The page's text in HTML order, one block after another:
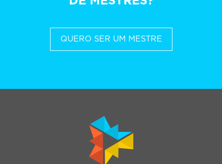
QUERO SER UM MESTRE